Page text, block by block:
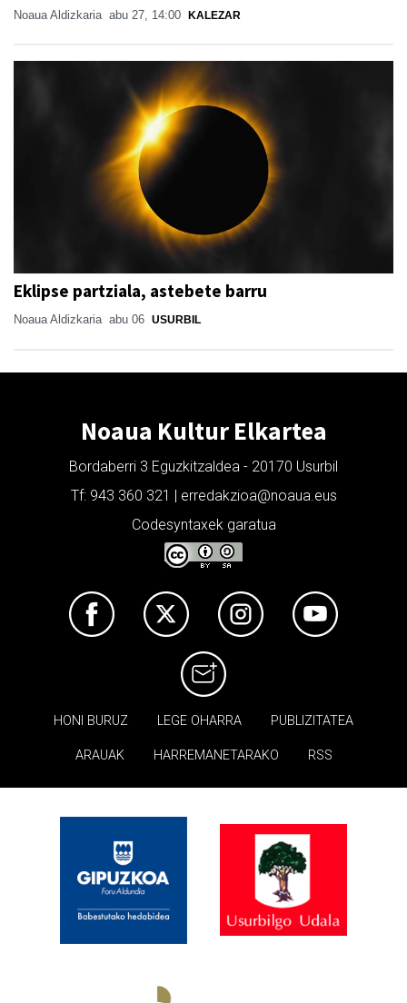
Noaua Aldizkaria abu 27, 14:00 KALEZAR
Eklipse partziala, astebete barru
Noaua Aldizkaria abu 06 USURBIL
Noaua Kultur Elkartea
Bordaberri 3 Eguzkitzaldea - 20170 Usurbil
Tf: 943 360 321 | erredakzioa@noaua.eus
Codesyntaxek garatua
HONI BURUZ LEGE OHARRA PUBLIZITATEA
ARAUAK HARREMANETARAKO RSS